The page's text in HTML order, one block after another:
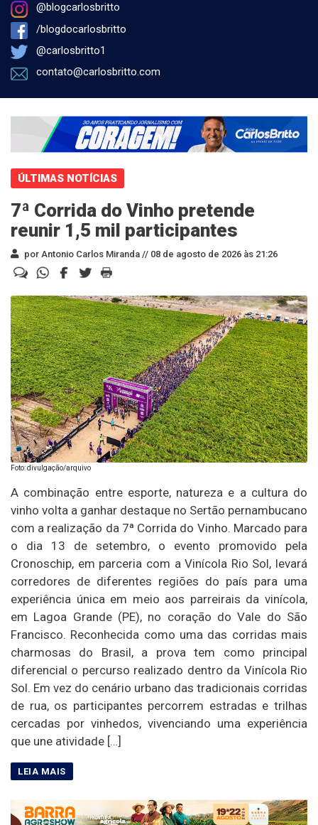
@blogcarlosbritto
/blogdocarlosbritto
@carlosbritto1
contato@carlosbritto.com
ÚLTIMAS NOTÍCIAS
7ª Corrida do Vinho pretende
reunir 1,5 mil participantes
por Antonio Carlos Miranda // 08 de agosto de 2026 às 21:26
Foto: divulgação/arquivo
A combinação entre esporte, natureza e a cultura do
vinho volta a ganhar destaque no Sertão pernambucano
com a realização da 7ª Corrida do Vinho. Marcado para
o dia 13 de setembro, o evento promovido pela
Cronoschip, em parceria com a Vinícola Rio Sol, levará
corredores de diferentes regiões do país para uma
experiência única em meio aos parreirais da vinícola,
em Lagoa Grande (PE), no coração do Vale do São
Francisco. Reconhecida como uma das corridas mais
charmosas do Brasil, a prova tem como principal
diferencial o percurso realizado dentro da Vinícola Rio
Sol. Em vez do cenário urbano das tradicionais corridas
de rua, os participantes percorrem estradas e trilhas
cercadas por vinhedos, vivenciando uma experiência
que une atividade […]